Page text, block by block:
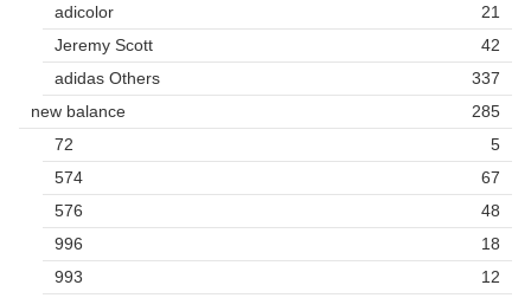
adicolor
21
Jeremy Scott
42
adidas Others
337
new balance
285
72
5
574
67
576
48
996
18
993
12